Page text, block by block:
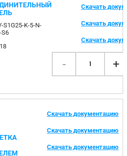
S1G25-K-5-N-
S6
Скачать
Скачать
Скачать
- 1 +
Скачать документацию
Скачать документацию
Скачать документацию